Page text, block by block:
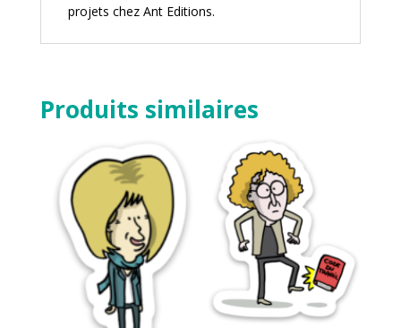
projets chez Ant Editions.
Produits similaires